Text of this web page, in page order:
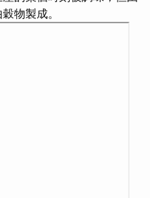
物製成。